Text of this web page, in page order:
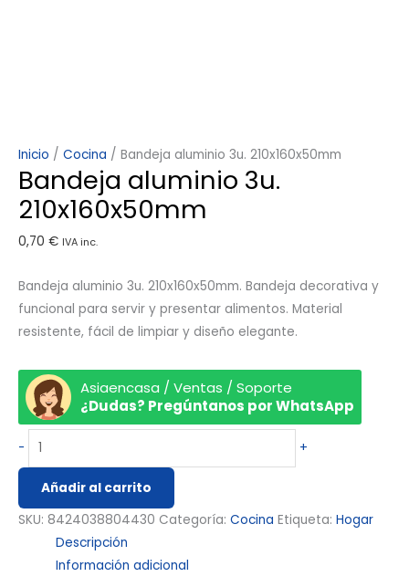
Inicio / Cocina / Bandeja aluminio 3u. 210x160x50mm
Bandeja aluminio 3u.
210x160x50mm
0,70 € IVA inc.
Bandeja aluminio 3u. 210x160x50mm. Bandeja decorativa y
funcional para servir y presentar alimentos. Material
resistente, fácil de limpiar y diseño elegante.
Asiaencasa / Ventas / Soporte
¿Dudas? Pregúntanos por WhatsApp
- +
Añadir al carrito
SKU: 8424038804430 Categoría: Cocina Etiqueta: Hogar
Descripción
Información adicional